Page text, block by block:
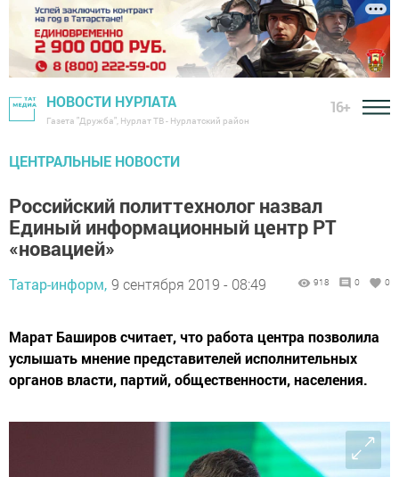
НОВОСТИ НУРЛАТА
Газета "Дружба", Нурлат ТВ - Нурлатский район
16+
ЦЕНТРАЛЬНЫЕ НОВОСТИ
Российский политтехнолог назвал
Единый информационный центр РТ
«новацией»
Татар-информ, 9 сентября 2019 - 08:49 918 0 0
Марат Баширов считает, что работа центра позволила
услышать мнение представителей исполнительных
органов власти, партий, общественности, населения.